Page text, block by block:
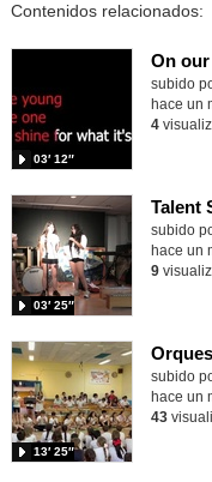
Contenidos relacionados:
On
subido
03′ 12″
hace un
4
Talent
subido
03′ 25″
hace un
9
subido
13′ 25″
hace un
43